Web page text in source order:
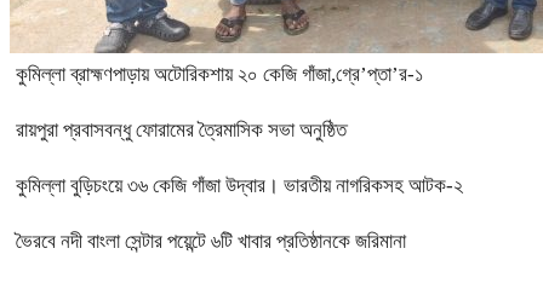
কুমিল্লা ব্রাহ্মণপাড়ায় অটোরিকশায় ২০ কেজি গাঁজা,গ্রে’প্তা’র-১
রায়পুরা প্রবাসবন্ধু ফোরামের ত্রৈমাসিক সভা অনুষ্ঠিত
কুমিল্লা বুড়িচংয়ে ৩৬ কেজি গাঁজা উদ্বার। ভারতীয় নাগরিকসহ আটক-২
ভৈরবে নদী বাংলা সেন্টার পয়েন্টে ৬টি খাবার প্রতিষ্ঠানকে জরিমানা